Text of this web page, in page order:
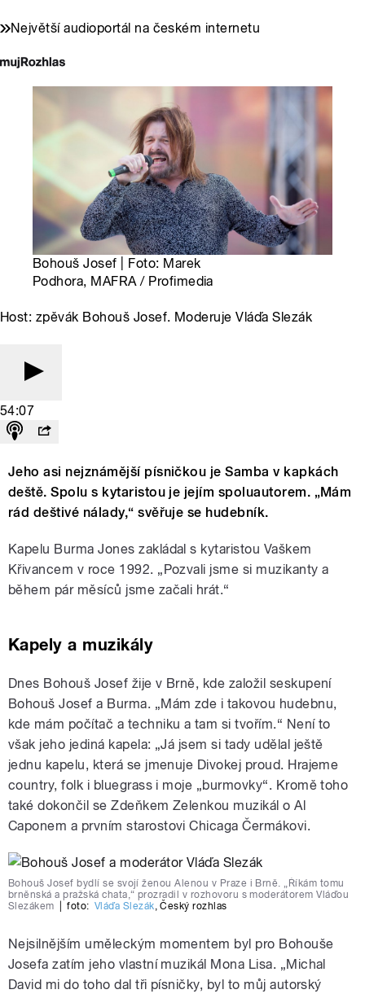
Největší audioportál na českém internetu
Bohouš Josef | Foto: Marek
Podhora, MAFRA / Profimedia
Host: zpěvák Bohouš Josef. Moderuje Vláďa Slezák
54:07
Jeho asi nejznámější písničkou je Samba v kapkách
deště. Spolu s kytaristou je jejím spoluautorem. „Mám
rád deštivé nálady,“ svěřuje se hudebník.
Kapelu Burma Jones zakládal s kytaristou Vaškem
Křivancem v roce 1992. „Pozvali jsme si muzikanty a
během pár měsíců jsme začali hrát.“
Kapely a muzikály
Dnes Bohouš Josef žije v Brně, kde založil seskupení
Bohouš Josef a Burma. „Mám zde i takovou hudebnu,
kde mám počítač a techniku a tam si tvořím.“ Není to
však jeho jediná kapela: „Já jsem si tady udělal ještě
jednu kapelu, která se jmenuje Divokej proud. Hrajeme
country, folk i bluegrass i moje „burmovky“. Kromě toho
také dokončil se Zdeňkem Zelenkou muzikál o Al
Caponem a prvním starostovi Chicaga Čermákovi.
Bohouš Josef bydlí se svojí ženou Alenou v Praze i Brně. „Říkám tomu
brněnská a pražská chata,“ prozradil v rozhovoru s moderátorem Vláďou
Slezákem
foto: Vláďa Slezák,Český rozhlas
Nejsilnějším uměleckým momentem byl pro Bohouše
Josefa zatím jeho vlastní muzikál Mona Lisa. „Michal
David mi do toho dal tři písničky, byl to můj autorský